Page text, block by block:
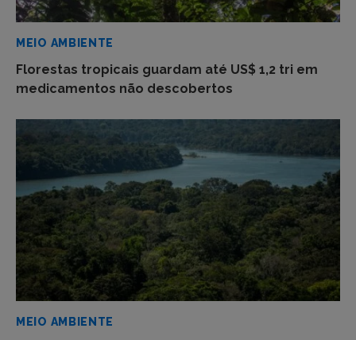
MEIO AMBIENTE
Florestas tropicais guardam até US$ 1,2 tri em
medicamentos não descobertos
MEIO AMBIENTE